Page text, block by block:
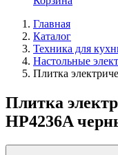
Главная
Каталог
Техника для
Настольные
Плитка
Плитка
HP4236A